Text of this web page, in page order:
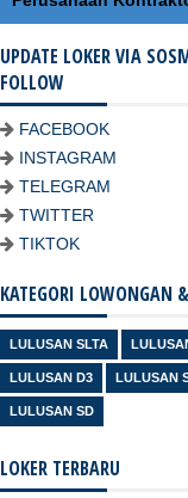
UPDATE LOKER VIA
FOLLOW
FACEBOOK
INSTAGRAM
TELEGRAM
TWITTER
TIKTOK
KATEGORI LOWONGAN
LULUSAN SLTA
LULUSAN D3 LULUSAN
LULUSAN SD
LOKER TERBARU